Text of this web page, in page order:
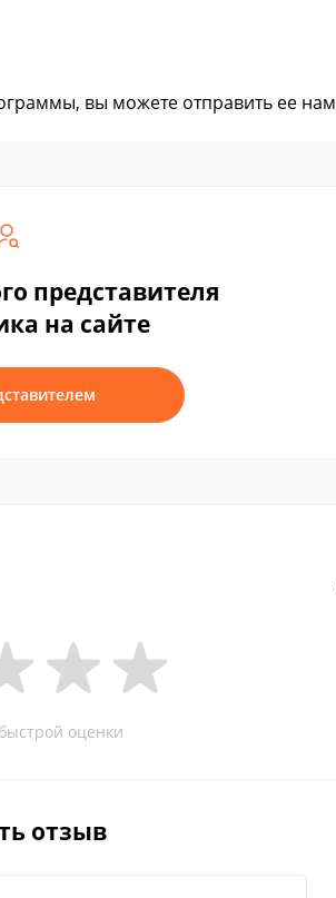
вы можете отправить ее нам
представителя
на сайте
оценки
отзыв